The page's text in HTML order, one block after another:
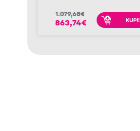
1.079,68€
863,74€ KUPI!